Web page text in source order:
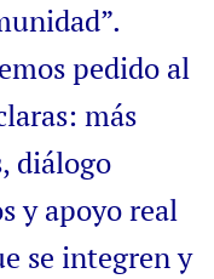
pedido al
más
diálogo
y apoyo real
se integren y